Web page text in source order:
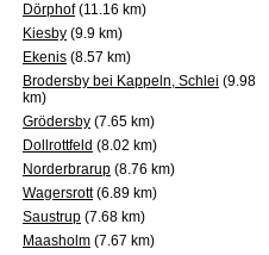
Dörphof(11.16 km)
Kiesby (9.9 km)
Ekenis (8.57 km)
Brodersby bei Kappeln, Schlei (9.98
km)
Grödersby (7.65 km)
Dollrottfeld (8.02 km)
Norderbrarup (8.76 km)
Wagersrott(6.89 km)
Saustrup (7.68 km)
Maasholm (7.67 km)